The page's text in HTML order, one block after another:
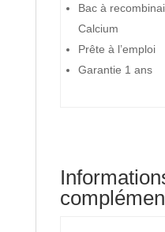
Bac à
Calcium
Prête à l’emploi
Garantie 1 ans